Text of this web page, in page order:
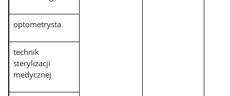
optometrysta
technik
sterylizacji
medycznej